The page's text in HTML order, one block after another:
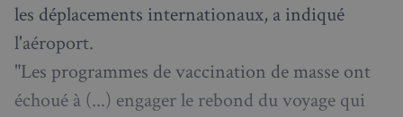
les déplacements internationaux, a indiqué
l'aéroport.
"Les programmes de vaccination de masse ont
échoué à (...) engager le rebond du voyage qui